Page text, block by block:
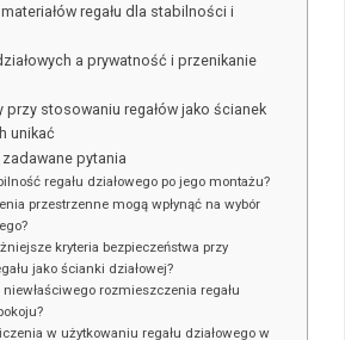
regału dla stabilności i
a prywatność i przenikanie
przy stosowaniu regałów jako ścianek
unikać
pytania
regału działowego po jego montażu?
przestrzenne mogą wpłynąć na wybór
kryteria bezpieczeństwa przy
jako ścianki działowej?
rozmieszczenia regału
w użytkowaniu regału działowego w